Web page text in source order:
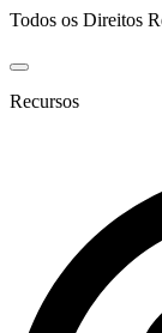
Todos os Direitos
Recursos